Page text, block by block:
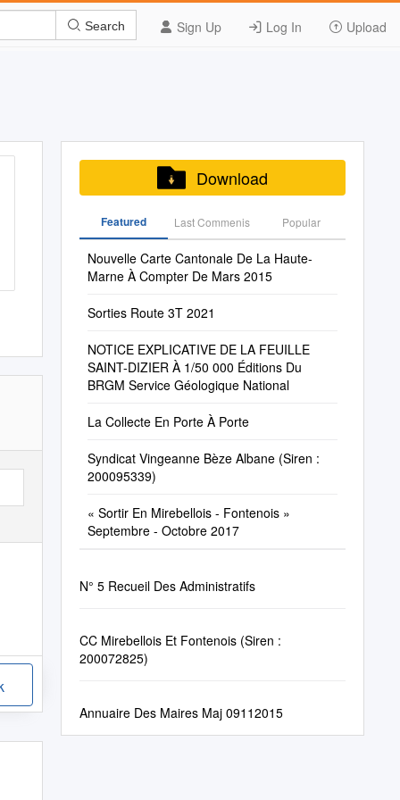
Sign Up Log In Upload
Search
Download
Featured Last Commenis Popular
Nouvelle Carte Cantonale De La Haute-
Marne À Compter De Mars 2015
Sorties Route 3T 2021
NOTICE EXPLICATIVE DE LA FEUILLE
SAINT-DIZIER À 1/50 000 Éditions Du
BRGM Service Géologique National
La Collecte En Porte À Porte
Syndicat Vingeanne Bèze Albane (Siren :
200095339)
« Sortir En Mirebellois - Fontenois »
Septembre - Octobre 2017
N° 5 Recueil Des Administratifs
CC Mirebellois Et Fontenois (Siren :
200072825)
Annuaire Des Maires Maj 09112015